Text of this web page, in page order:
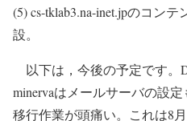
(5) cs-tklab3.na-inet.jpのコンテ
設。
以下は，今後の予定です。
minervaはメールサーバの設
移行作業が頭痛い。これは8月